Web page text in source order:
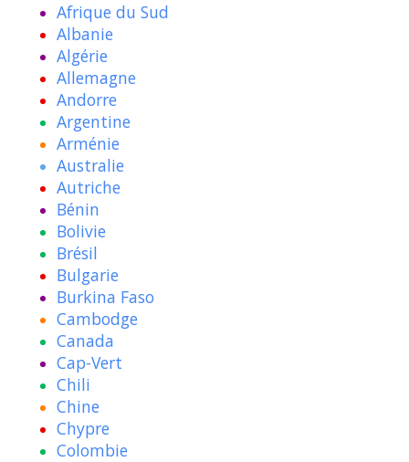
Afrique du Sud
Albanie
Algérie
Allemagne
Andorre
Argentine
Arménie
Australie
Autriche
Bénin
Bolivie
Brésil
Bulgarie
Burkina Faso
Cambodge
Canada
Cap-Vert
Chili
Chine
Chypre
Colombie